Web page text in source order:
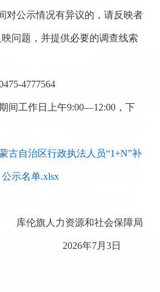
对公示情况有异议的，请反映者
问题，并提供必要的调查线索
4777564
间工作日上午9:00—12:00，下
古自治区行政执法人员“1+N”补
示名单.xlsx
库伦旗人力资源和社会保障局
2026年7月3日